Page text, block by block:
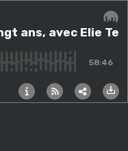
vingt ans, avec Elie
ans, avec Elie
58:46